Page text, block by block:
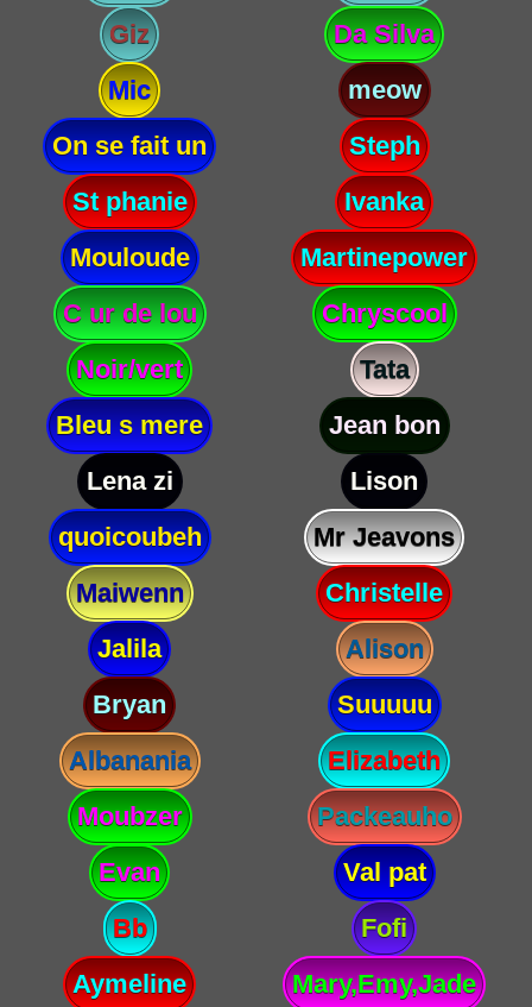
Giz
Da Silva
Mic
meow
On se fait un
Steph
St phanie
Ivanka
Mouloude
Martinepower
C ur de lou
Chryscool
Noir/vert
Tata
Bleu s mere
Jean bon
Lena zi
Lison
quoicoubeh
Mr Jeavons
Maiwenn
Christelle
Jalila
Alison
Bryan
Suuuuu
Albanania
Elizabeth
Moubzer
Packeauho
Evan
Val pat
Bb
Fofi
Aymeline
Mary,Emy,Jade